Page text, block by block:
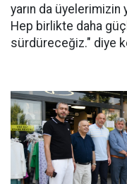
yarın da üyelerimizin
Hep birlikte daha
sürdüreceğiz." diye